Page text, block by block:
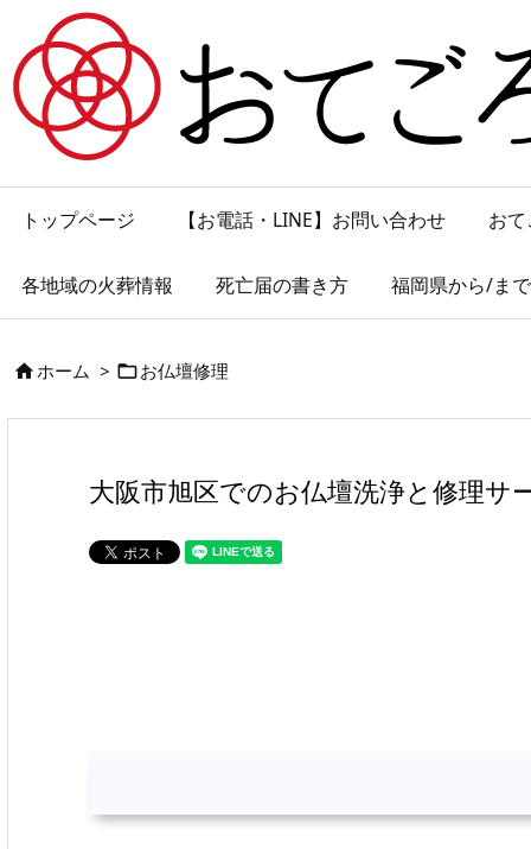
トップページ 【お電話・LINE】お問い合わせ お
各地域の火葬情報 死亡届の書き方 福岡県から/ま
ホーム > お仏壇修理
大阪市旭区でのお仏壇洗浄と修理サ